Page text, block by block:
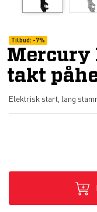
Tilbud: -7%
Mercury
takt
Elektrisk start, lang